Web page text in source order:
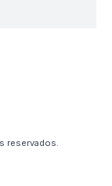
reservados.